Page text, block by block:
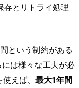
存とリトライ処理
という制約がある
は様々な工夫が必
えば、 最大1年間